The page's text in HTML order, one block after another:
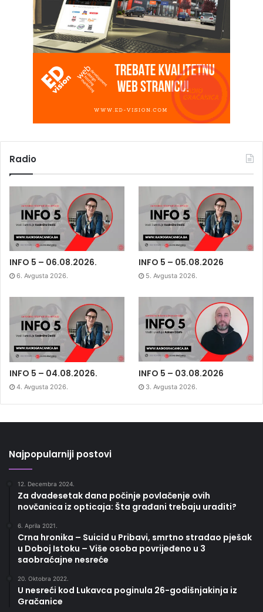
Radio
INFO 5 – 06.08.2026.
6. Avgusta 2026.
INFO 5 – 05.08.2026
5. Avgusta 2026.
INFO 5 – 04.08.2026.
4. Avgusta 2026.
INFO 5 – 03.08.2026
3. Avgusta 2026.
Najpopularniji postovi
12. Decembra 2024.
Za dvadesetak dana počinje povlačenje ovih
novčanica iz opticaja: Šta građani trebaju uraditi?
6. Aprila 2021.
Crna hronika – Suicid u Pribavi, smrtno stradao pješak
u Doboj Istoku – Više osoba povrijeđeno u 3
saobraćajne nesreće
20. Oktobra 2022.
U nesreći kod Lukavca poginula 26-godišnjakinja iz
Gračanice